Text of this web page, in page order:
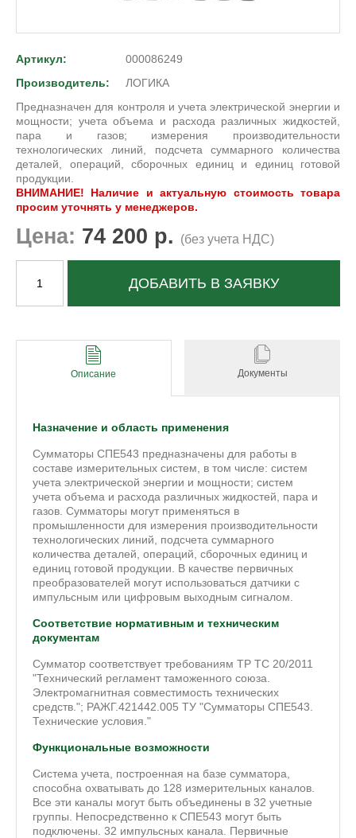
Артикул:
000086249
Производитель:
ЛОГИКА
Предназначен для контроля и учета электрической энергии и
мощности; учета объема и расхода различных жидкостей,
пара и газов; измерения производительности
технологических линий, подсчета суммарного количества
деталей, операций, сборочных единиц и единиц готовой
продукции.
ВНИМАНИЕ! Наличие и актуальную стоимость товара
просим уточнять у менеджеров.
Цена: 74 200 р. (без учета НДС)
ДОБАВИТЬ В ЗАЯВКУ
Описание Документы
Назначение и область применения
Сумматоры СПЕ543 предназначены для работы в
составе измерительных систем, в том числе: систем
учета электрической энергии и мощности; систем
учета объема и расхода различных жидкостей, пара и
газов. Сумматоры могут применяться в
промышленности для измерения производительности
технологических линий, подсчета суммарного
количества деталей, операций, сборочных единиц и
единиц готовой продукции. В качестве первичных
преобразователей могут использоваться датчики с
импульсным или цифровым выходным сигналом.
Соответствие нормативным и техническим
документам
Сумматор соответствует требованиям ТР ТС 20/2011
"Технический регламент таможенного союза.
Электромагнитная совместимость технических
средств."; РАЖГ.421442.005 ТУ "Сумматоры СПЕ543.
Технические условия."
Функциональные возможности
Система учета, построенная на базе сумматора,
способна охватывать до 128 измерительных каналов.
Все эти каналы могут быть объединены в 32 учетные
группы. Непосредственно к СПЕ543 могут быть
подключены. 32 импульсных канала. Первичные